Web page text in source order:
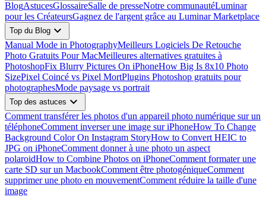
BlogAstucesGlossaireSalle de presseNotre communautéLuminar
pour les CréateursGagnez de l'argent grâce au Luminar Marketplace
Top du Blog expand_more
Manual Mode in PhotographyMeilleurs Logiciels De Retouche
Photo Gratuits Pour MacMeilleures alternatives gratuites à
PhotoshopFix Blurry Pictures On iPhoneHow Big Is 8x10 Photo
SizePixel Coincé vs Pixel MortPlugins Photoshop gratuits pour
photographesMode paysage vs portrait
Top des astuces expand_more
Comment transférer les photos d'un appareil photo numérique sur un
téléphoneComment inverser une image sur iPhoneHow To Change
Background Color On Instagram StoryHow to Convert HEIC to
JPG on iPhoneComment donner à une photo un aspect
polaroidHow to Combine Photos on iPhoneComment formater une
carte SD sur un MacbookComment être photogéniqueComment
supprimer une photo en mouvementComment réduire la taille d'une
image